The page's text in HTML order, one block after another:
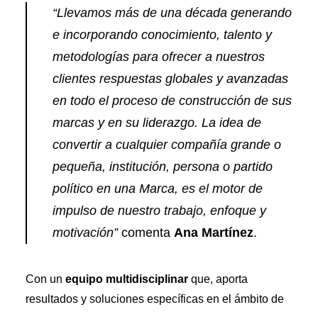
“Llevamos más de una década generando
e incorporando conocimiento, talento y
metodologías para ofrecer a nuestros
clientes respuestas globales y avanzadas
en todo el proceso de construcción de sus
marcas y en su liderazgo. La idea de
convertir a cualquier compañía grande o
pequeña, institución, persona o partido
político en una Marca, es el motor de
impulso de nuestro trabajo, enfoque y
motivación”comenta Ana Martínez.
Con un equipo multidisciplinar que, aporta
resultados y soluciones específicas en el ámbito de